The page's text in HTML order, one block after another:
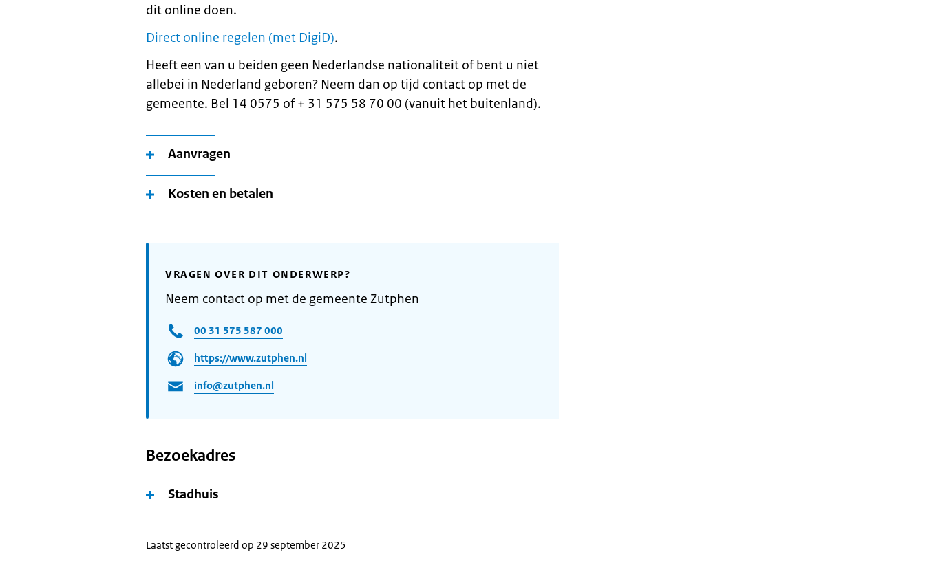
dit online doen.
Direct online regelen (met DigiD).
Heeft een van u beiden geen Nederlandse nationaliteit of bent u niet
allebei in Nederland geboren? Neem dan op tijd contact op met de
gemeente. Bel 14 0575 of + 31 575 58 70 00 (vanuit het buitenland).
Aanvragen
Kosten en betalen
VRAGEN OVER DIT ONDERWERP?
Neem contact op met de gemeente Zutphen
00 31 575 587 000
https://www.zutphen.nl
info@zutphen.nl
Bezoekadres
Stadhuis
Laatst gecontroleerd op 29 september 2025